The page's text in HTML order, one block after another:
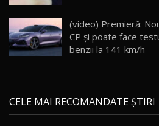
AutoBlog.MD
23:36
20
Noul ZEEKR 7X /
21
Micul BYD Dolphin
AutoBlog.MD
16:59
(video) Premieră:
CP și poate face
benzii la 141 km/h
CELE MAI RECOMANDATE ȘTIRI